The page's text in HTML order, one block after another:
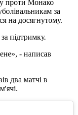
проти Монако
за
на досягнутому.
підтримку.
- написав
два матчі в